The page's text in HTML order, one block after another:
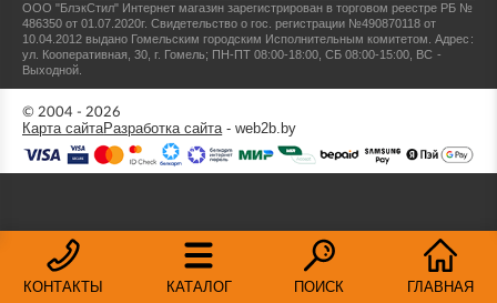
КОНТАКТЫ КАТАЛОГ ПОИСК ГЛАВНАЯ
ООО "БлэкСтил" Интернет магазин зарегистрирован в торговом реестре РБ №
486350 от 01.07.2020г.Свидетельство о гос. регистрации №490870118 от
10.04.2012 выдано Гомельским городским Исполнительным комитетом.Адрес:
ул. Кооперативная, 30, г. Гомель; ПН-ПТ 08:00-18:00, СБ 08:00-15:00, ВС -
Выходной.
© 2004 - 2026
Карта сайтаРазработка сайта- web2b.by